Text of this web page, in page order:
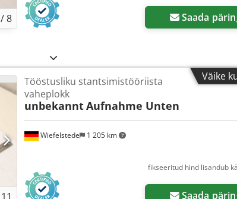
/8 Saada
Väike
Wiefelstede 1 205 km
Tööstusliku stantsimistööriista
vaheplokk
unbekanntAufnahme Unten
fikseeritud hind lisandub
Saada